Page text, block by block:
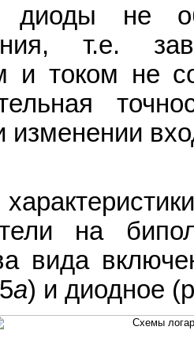
диоды не
т.е.
и током не
изменении
на
вида
а) и диодное